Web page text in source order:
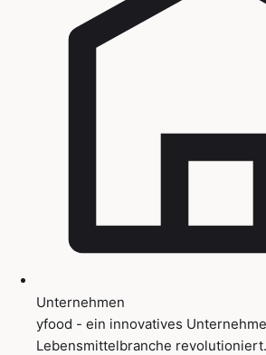
Unternehmen
yfood - ein innovatives
Lebensmittelbranche revolutioniert.